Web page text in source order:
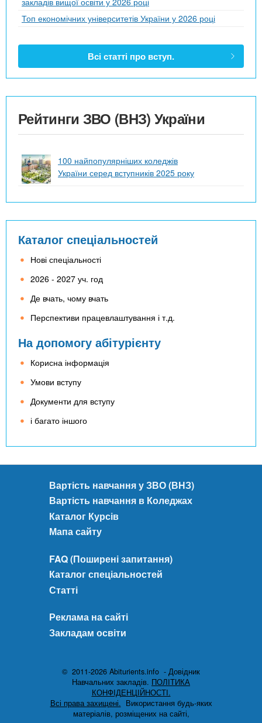
Топ економічних університетів України у 2026 році
Всі статті про вступ.
Рейтинги ЗВО (ВНЗ) України
100 найпопулярніших коледжів
України серед вступників 2025 року
Каталог спеціальностей
Нові спеціальності
2026 - 2027 уч. год
Де вчать, чому вчать
Перспективи працевлаштування і т.д.
На допомогу абітурієнту
Корисна інформація
Умови вступу
Документи для вступу
і багато іншого
Вартість навчання у ЗВО (ВНЗ)
Вартість навчання в Коледжах
Каталог Курсів
Мапа сайту
FAQ (Поширені запитання)
Каталог спеціальностей
Статті
Реклама на сайті
Закладам освіти
© 2011-2026 Abiturients.info - Довідник
Навчальних закладів. ПОЛІТИКА
КОНФІДЕНЦІЙНОСТІ.
Всі права захищені. Використання будь-яких
матеріалів, розміщених на сайті,